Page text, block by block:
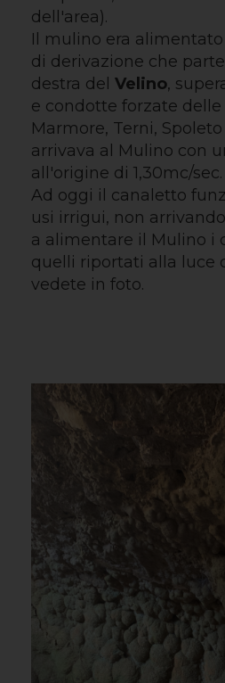
dell'area).
Il mulino era
di derivazione che
destra delVelino,
e condotte forzate
Marmore, Terni,
arrivava al Mulino con
all'origine di 1,30mc/sec.
Ad oggi il canaletto
usi irrigui, non
a alimentare il Mulino i
quelli riportati alla luce
vedete in foto.